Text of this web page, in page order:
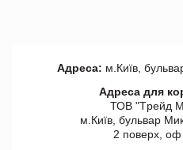
Адреса: м.Київ,
Адреса для
ТОВ "Tрейд
м.Київ, бульвар
2 поверх,